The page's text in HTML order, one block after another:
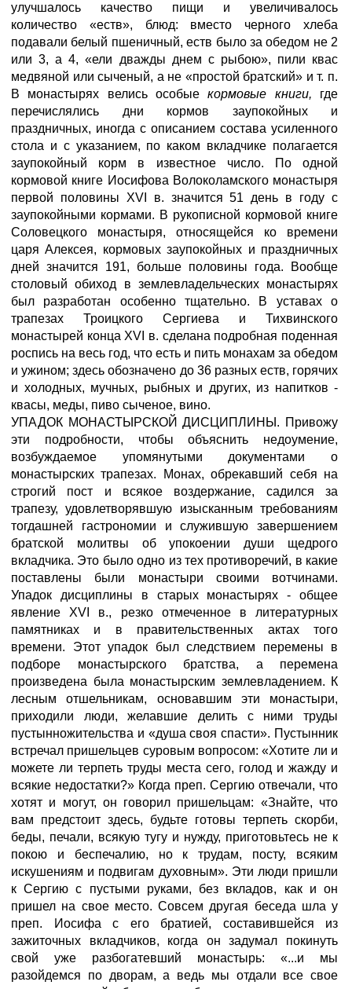
улучшалось качество пищи и увеличивалось
количество «еств», блюд: вместо черного хлеба
подавали белый пшеничный, еств было за обедом не 2
или 3, а 4, «ели дважды днем с рыбою», пили квас
медвяной или сыченый, а не «простой братский» и т. п.
В монастырях велись особыекормовые книги, где
перечислялись дни кормов заупокойных и
праздничных, иногда с описанием состава усиленного
стола и с указанием, по каком вкладчике полагается
заупокойный корм в известное число. По одной
кормовой книге Иосифова Волоколамского монастыря
первой половины XVI в. значится 51 день в году с
заупокойными кормами. В рукописной кормовой книге
Соловецкого монастыря, относящейся ко времени
царя Алексея, кормовых заупокойных и праздничных
дней значится 191, больше половины года. Вообще
столовый обиход в землевладельческих монастырях
был разработан особенно тщательно. В уставах о
трапезах Троицкого Сергиева и Тихвинского
монастырей конца XVI в. сделана подробная поденная
роспись на весь год, что есть и пить монахам за обедом
и ужином; здесь обозначено до 36 разных еств, горячих
и холодных, мучных, рыбных и других, из напитков -
квасы, меды, пиво сыченое, вино.
УПАДОК МОНАСТЫРСКОЙ ДИСЦИПЛИНЫ. Привожу
эти подробности, чтобы объяснить недоумение,
возбуждаемое упомянутыми документами о
монастырских трапезах. Монах, обрекавший себя на
строгий пост и всякое воздержание, садился за
трапезу, удовлетворявшую изысканным требованиям
тогдашней гастрономии и служившую завершением
братской молитвы об упокоении души щедрого
вкладчика. Это было одно из тех противоречий, в какие
поставлены были монастыри своими вотчинами.
Упадок дисциплины в старых монастырях - общее
явление XVI в., резко отмеченное в литературных
памятниках и в правительственных актах того
времени. Этот упадок был следствием перемены в
подборе монастырского братства, а перемена
произведена была монастырским землевладением. К
лесным отшельникам, основавшим эти монастыри,
приходили люди, желавшие делить с ними труды
пустынножительства и «душа своя спасти». Пустынник
встречал пришельцев суровым вопросом: «Хотите ли и
можете ли терпеть труды места сего, голод и жажду и
всякие недостатки?» Когда преп. Сергию отвечали, что
хотят и могут, он говорил пришельцам: «Знайте, что
вам предстоит здесь, будьте готовы терпеть скорби,
беды, печали, всякую тугу и нужду, приготовьтесь не к
покою и беспечалию, но к трудам, посту, всяким
искушениям и подвигам духовным». Эти люди пришли
к Сергию с пустыми руками, без вкладов, как и он
пришел на свое место. Совсем другая беседа шла у
преп. Иосифа с его братией, составившейся из
зажиточных вкладчиков, когда он задумал покинуть
свой уже разбогатевший монастырь: «...и мы
разойдемся по дворам, а ведь мы отдали все свое